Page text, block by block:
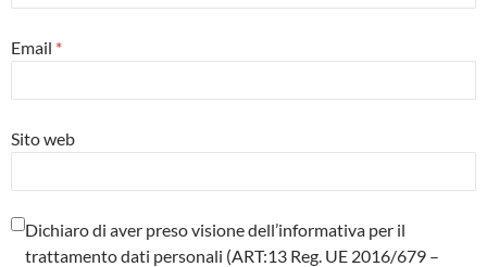
Email *
Sito web
Dichiaro di aver preso visione dell’informativa per il
trattamento dati personali (ART:13 Reg. UE 2016/679 –